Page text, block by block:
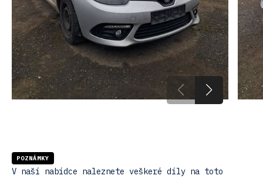
POZNÁMKY
V naší nabídce naleznete veškeré díly na toto